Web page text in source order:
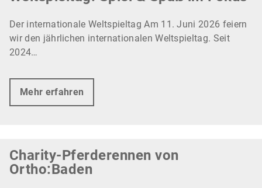
Der internationale Weltspieltag Am 11. Juni 2026 feiern
wir den jährlichen internationalen Weltspieltag. Seit
2024…
Mehr erfahren
Charity-Pferderennen von
Ortho:Baden